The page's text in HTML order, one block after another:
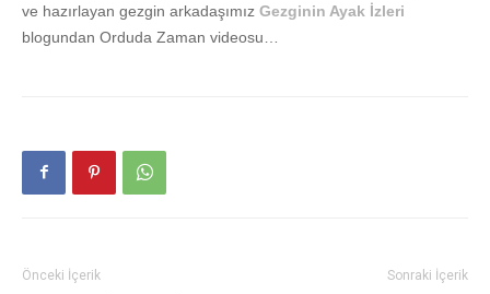
ve hazırlayan gezgin arkadaşımız Gezginin Ayak İzleri
blogundan Orduda Zaman videosu…
Önceki İçerik Sonraki İçerik